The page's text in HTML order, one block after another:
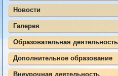
Новости
Галерея
Образовательная деятельность
Дополнительное образование
Внеурочная деятельность